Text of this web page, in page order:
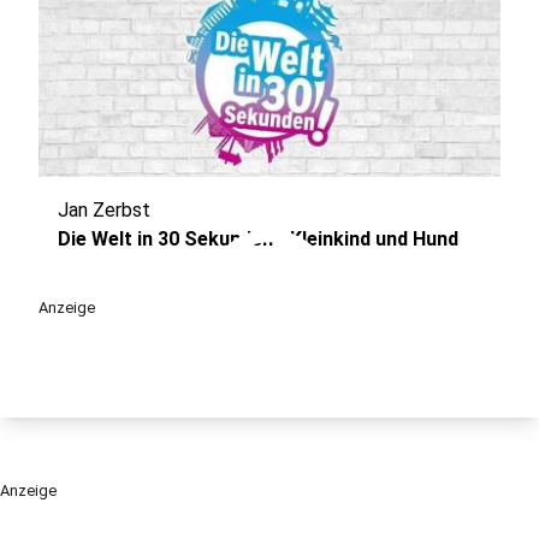
play_circle
Jan Zerbst
Die Welt in 30 Sekunden - Kleinkind und Hund
Anzeige
Anzeige